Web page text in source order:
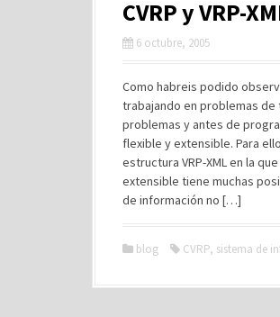
CVRP y VRP-
6 octubre, 2005
Como habreis podido
trabajando en problemas de
problemas y antes de
flexible y extensible. Para
estructura VRP-XML en la
extensible tiene muchas
de información no […]
blog CVRP, sistema de